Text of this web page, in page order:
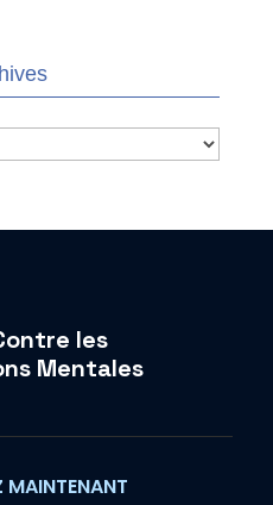
les
Mentales
MAINTENANT